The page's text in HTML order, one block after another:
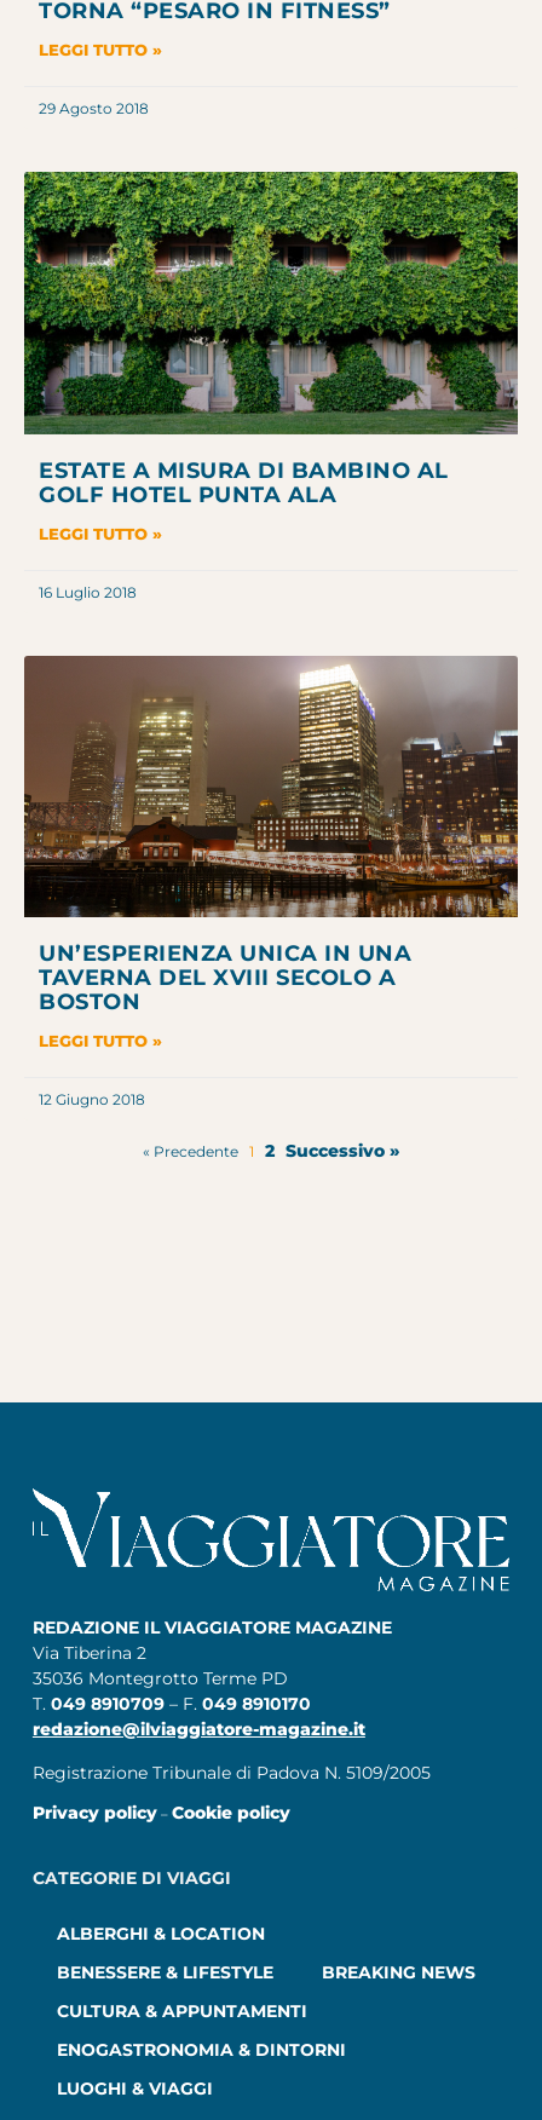
TORNA “PESARO IN FITNESS”
LEGGI TUTTO »
29 Agosto 2018
ESTATE A MISURA DI BAMBINO AL
GOLF HOTEL PUNTA ALA
LEGGI TUTTO »
16 Luglio 2018
UN’ESPERIENZA UNICA IN UNA
TAVERNA DEL XVIII SECOLO A
BOSTON
LEGGI TUTTO »
12 Giugno 2018
« Precedente 1 2 Successivo »
REDAZIONE IL VIAGGIATORE MAGAZINE
Via Tiberina 2
35036 Montegrotto Terme PD
T. 049 8910709 – F. 049 8910170
redazione@ilviaggiatore-magazine.it
Registrazione Tribunale di Padova N. 5109/2005
Privacy policy– Cookie policy
CATEGORIE DI VIAGGI
ALBERGHI & LOCATION
BENESSERE & LIFESTYLE
BREAKING NEWS
CULTURA & APPUNTAMENTI
ENOGASTRONOMIA & DINTORNI
LUOGHI & VIAGGI